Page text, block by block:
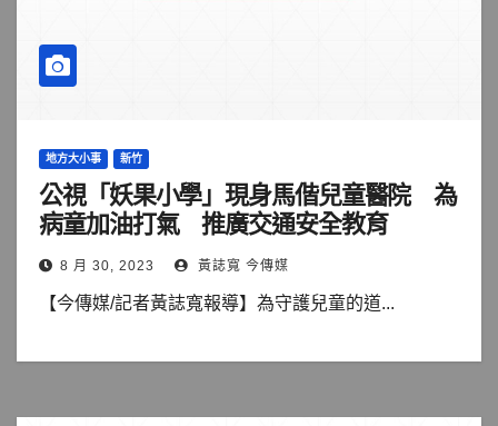
地方大小事 新竹
公視「妖果小學」現身馬偕兒童醫院 為
病童加油打氣 推廣交通安全教育
8 月 30, 2023 黃誌寬 今傳媒
【今傳媒/記者黃誌寬報導】為守護兒童的道...